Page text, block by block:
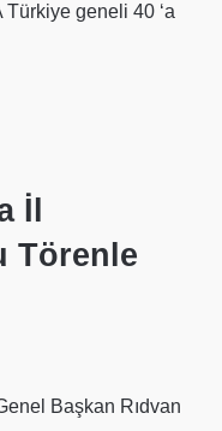
geneli 40 ‘a
İl
Törenle
Başkan Rıdvan